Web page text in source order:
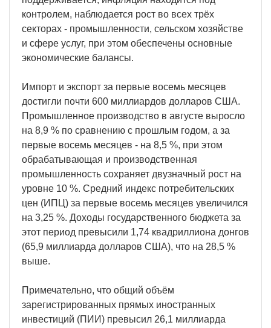
контролем, наблюдается рост во всех трёх
секторах - промышленности, сельском хозяйстве
и сфере услуг, при этом обеспечены основные
экономические балансы.
Импорт и экспорт за первые восемь месяцев
достигли почти 600 миллиардов долларов США.
Промышленное производство в августе выросло
на 8,9 % по сравнению с прошлым годом, а за
первые восемь месяцев - на 8,5 %, при этом
обрабатывающая и производственная
промышленность сохраняет двузначный рост на
уровне 10 %. Средний индекс потребительских
цен (ИПЦ) за первые восемь месяцев увеличился
на 3,25 %. Доходы государственного бюджета за
этот период превысили 1,74 квадриллиона донгов
(65,9 миллиарда долларов США), что на 28,5 %
выше.
Примечательно, что общий объём
зарегистрированных прямых иностранных
инвестиций (ПИИ) превысил 26,1 миллиарда